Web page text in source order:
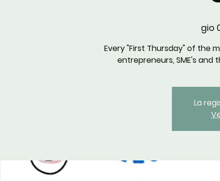
gio
Every "First Thursday" of the
entrepreneurs, SME's and
La